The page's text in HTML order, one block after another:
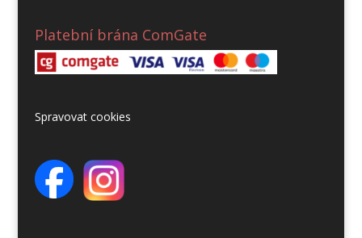
Platební brána ComGate
Spravovat cookies